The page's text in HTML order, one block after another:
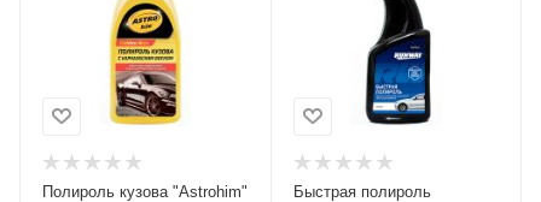
Полироль кузова "Astrohim"
Быстрая полироль